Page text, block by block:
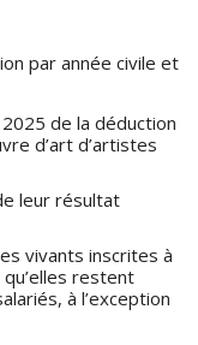
par année civile et
de la déduction
d’art d’artistes
leur résultat
vivants inscrites à
qu’elles restent
à l’exception